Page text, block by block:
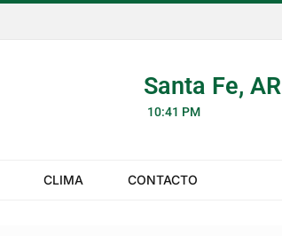
Santa Fe, AR
10:41 PM
CLIMA CONTACTO